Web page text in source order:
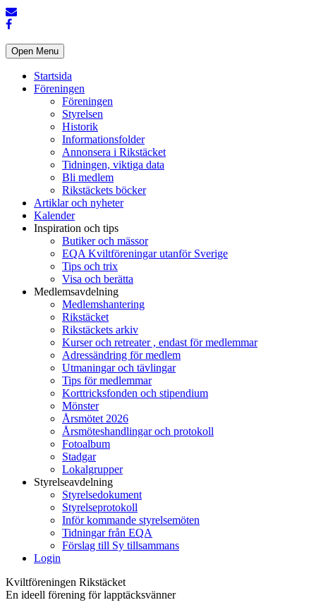
Open Menu
Startsida
Föreningen
Föreningen
Styrelsen
Historik
Informationsfolder
Annonsera i Rikstäcket
Tidningen, viktiga data
Bli medlem
Rikstäckets böcker
Artiklar och nyheter
Kalender
Inspiration och tips
Butiker och mässor
EQA Kviltföreningar utanför Sverige
Tips och trix
Visa och berätta
Medlemsavdelning
Medlemshantering
Rikstäcket
Rikstäckets arkiv
Kurser och retreater , endast för medlemmar
Adressändring för medlem
Utmaningar och tävlingar
Tips för medlemmar
Korttricksfonden och stipendium
Mönster
Årsmötet 2026
Årsmöteshandlingar och protokoll
Fotoalbum
Stadgar
Lokalgrupper
Styrelseavdelning
Styrelsedokument
Styrelseprotokoll
Inför kommande styrelsemöten
Tidningar från EQA
Förslag till Sy tillsammans
Login
Kviltföreningen Rikstäcket
En ideell förening för lapptäcksvänner